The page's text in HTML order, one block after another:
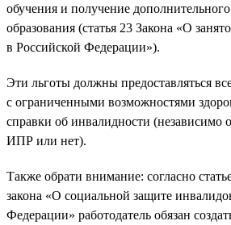
обучения и получение
образования (статья 23 Закона «О
в Российской Федерации»).
Эти льготы должны предоставляться
с ограниченными возможностями
справки об инвалидности (независимо
ИПР или нет).
Также обрати внимание: согласно
закона «О социальной защите
Федерации» работодатель обязан